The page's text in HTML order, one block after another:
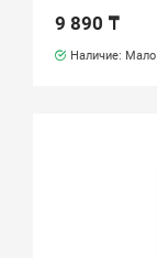
9 890 ₸
Наличие: Мало